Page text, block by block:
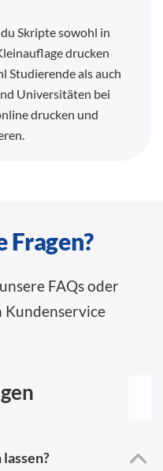
Skripte sowohl in
drucken
Studierende als auch
Universitäten bei
drucken und
Fragen?
FAQs oder
Kundenservice